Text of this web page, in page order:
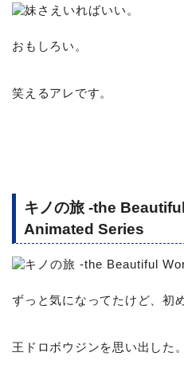
おもしろい。
笑えるアレです。
キノの旅 -the
Animated Series
ずっと気になってたけど、初
王ドロボウジンを思い出した。